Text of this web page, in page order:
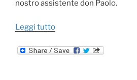
nostro assistente don Paolo.
Leggi tutto“LECTIO